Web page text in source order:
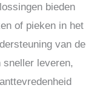
bieden
of pieken in het
van de
sneller leveren,